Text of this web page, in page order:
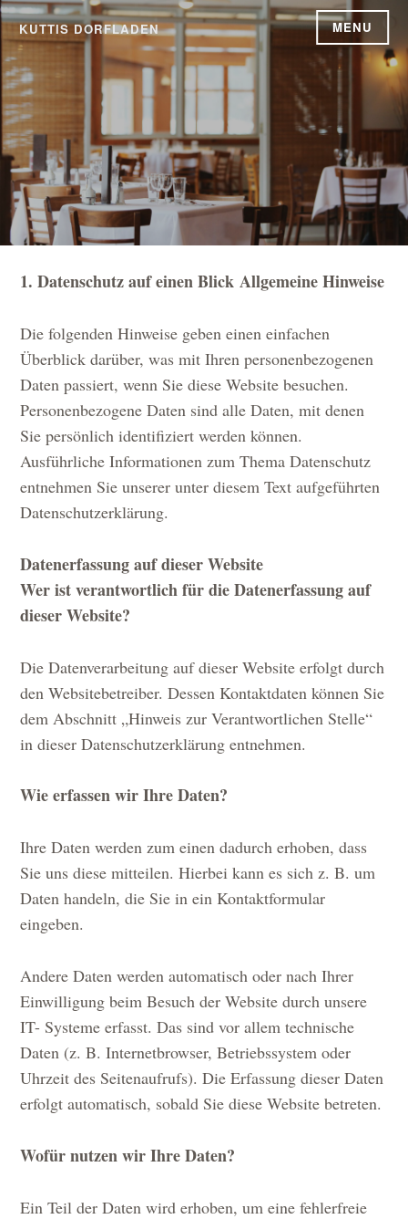
Skip
content
KUTTIS DORFLADEN MENU
1. Datenschutz auf einen BlickAllgemeine Hinweise
Die folgenden Hinweise geben einen einfachen
Überblick darüber, was mit Ihren personenbezogenen
Daten passiert, wenn Sie diese Website besuchen.
Personenbezogene Daten sind alle Daten, mit denen
Sie persönlich identifiziert werden können.
Ausführliche Informationen zum Thema Datenschutz
entnehmen Sie unserer unter diesem Text aufgeführten
Datenschutzerklärung.
Datenerfassung auf dieser Website
Wer ist verantwortlich für die Datenerfassung auf
dieser Website?
Die Datenverarbeitung auf dieser Website erfolgt durch
den Websitebetreiber. Dessen Kontaktdaten können Sie
dem Abschnitt „Hinweis zur Verantwortlichen Stelle“
in dieser Datenschutzerklärung entnehmen.
Wie erfassen wir Ihre Daten?
Ihre Daten werden zum einen dadurch erhoben, dass
Sie uns diese mitteilen. Hierbei kann es sich z. B. um
Daten handeln, die Sie in ein Kontaktformular
eingeben.
Andere Daten werden automatisch oder nach Ihrer
Einwilligung beim Besuch der Website durch unsere
IT- Systeme erfasst. Das sind vor allem technische
Daten (z. B. Internetbrowser, Betriebssystem oder
Uhrzeit des Seitenaufrufs). Die Erfassung dieser Daten
erfolgt automatisch, sobald Sie diese Website betreten.
Wofür nutzen wir Ihre Daten?
Ein Teil der Daten wird erhoben, um eine fehlerfreie